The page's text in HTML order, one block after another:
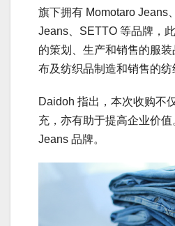
旗下拥有 Momotaro Jeans
Jeans、SETTO 等品牌，
的策划、生产和销售的服
布及纺织品制造和销售的纺
Daidoh 指出，本次收购不
充，亦有助于提高企业价
Jeans 品牌。